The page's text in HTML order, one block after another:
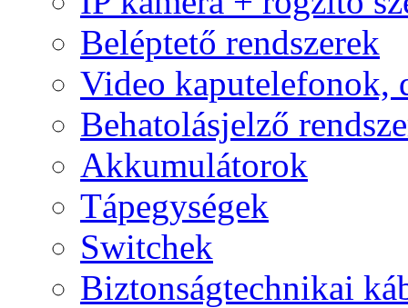
Beléptető rendszerek
Video kaputelefonok,
Behatolásjelző
Akkumulátorok
Tápegységek
Switchek
Biztonságtechnikai